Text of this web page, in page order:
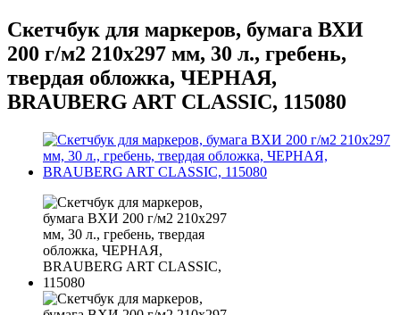
Скетчбук для маркеров, бумага ВХИ
200 г/м2 210х297 мм, 30 л., гребень,
твердая обложка, ЧЕРНАЯ,
BRAUBERG ART CLASSIC, 115080